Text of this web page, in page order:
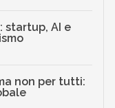
startup, AI e
non per tutti: